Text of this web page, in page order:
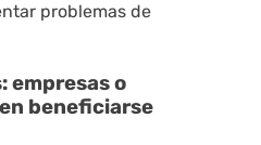
problemas de
empresas o
beneficiarse